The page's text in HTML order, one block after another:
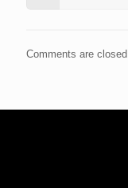
Comments are closed.